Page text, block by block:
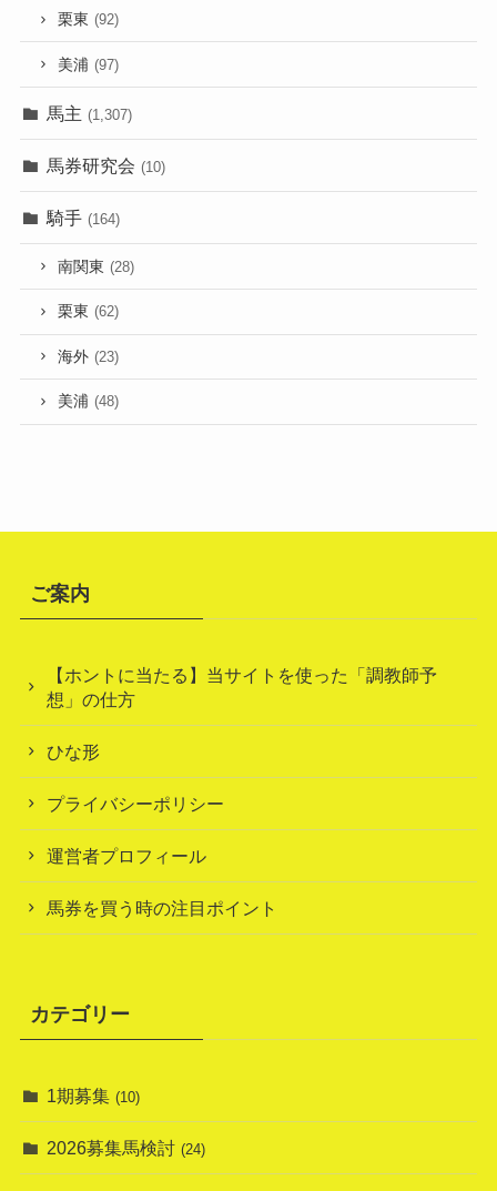
栗東 (92)
美浦 (97)
馬主 (1,307)
馬券研究会 (10)
騎手 (164)
南関東 (28)
栗東 (62)
海外 (23)
美浦 (48)
ご案内
【ホントに当たる】当サイトを使った「調教師予
想」の仕方
ひな形
プライバシーポリシー
運営者プロフィール
馬券を買う時の注目ポイント
カテゴリー
1期募集 (10)
2026募集馬検討 (24)